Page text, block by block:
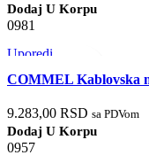
Dodaj U Korpu
0981
Uporedi
Brzi pregled
COMMEL Kablovska
9.283,00 RSD sa PDVom
Dodaj U Korpu
0957